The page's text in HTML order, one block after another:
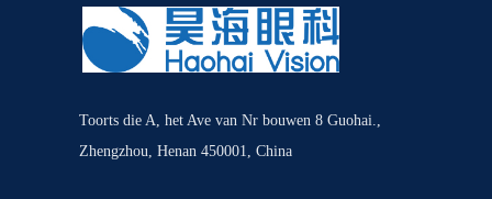
Toorts die A, het Ave van Nr bouwen 8 Guohai.,
Zhengzhou, Henan 450001, China